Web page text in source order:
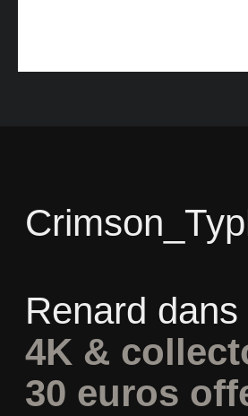
Renard dans
4K &
30 euros